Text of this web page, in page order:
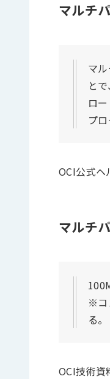
マルチ
マ
と
ロ
プ
OCI公式ヘ
マルチ
※コ
る。
OCI技術資